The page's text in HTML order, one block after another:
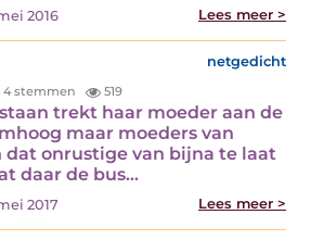
2016 Lees meer >
netgedicht
4 stemmen 519
trekt haar moeder aan de
maar moeders van
dat onrustige van bijna te laat
daar de bus…
2017 Lees meer >